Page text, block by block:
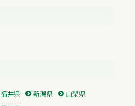
福井県 新潟県
山梨県